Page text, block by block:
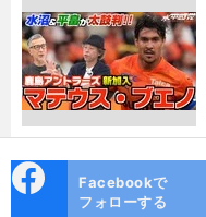
ok
Facebookで
フォローする